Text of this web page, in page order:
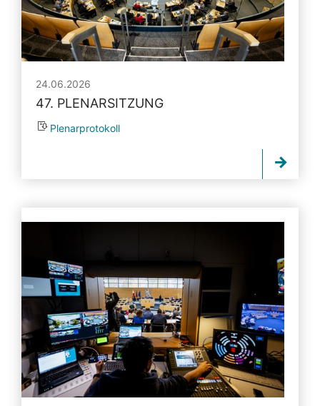
24.06.2026
47. PLENARSITZUNG
Plenarprotokoll